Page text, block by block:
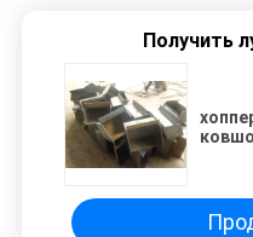
Получить